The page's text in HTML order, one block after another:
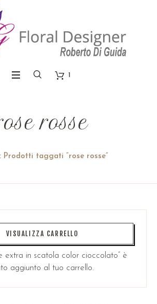
1
rosse
: Prodotti taggati “rose rosse”
VISUALIZZA CARRELLO
extra in scatola color cioccolato” è
aggiunto al tuo carrello.